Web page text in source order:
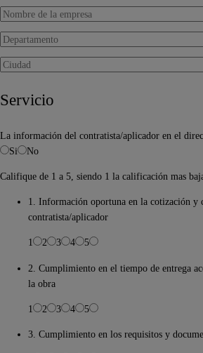
Servicio
La información del contratista/aplicador en el
Si
No
Califique de 1 a 5, siendo 1 la calificación mas
1. Información oportuna en la cotización y
contratista/aplicador
1 2 3 4 5
2. Cumplimiento en el tiempo de entrega
la obra
1 2 3 4 5
3. Cumplimiento en los requisitos y